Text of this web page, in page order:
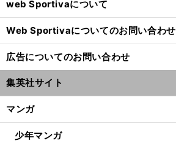
web Sportivaについて
Web Sportivaについてのお問い合わせ
広告についてのお問い合わせ
集英社サイト
マンガ
少年マンガ